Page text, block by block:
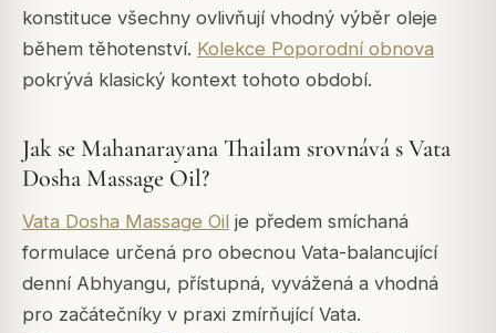
konstituce všechny ovlivňují vhodný výběr oleje
během těhotenství. Kolekce Poporodní obnova
pokrývá klasický kontext tohoto období.
Jak se Mahanarayana Thailam srovnává s Vata
Dosha Massage Oil?
Vata Dosha Massage Oil je předem smíchaná
formulace určená pro obecnou Vata-balancující
denní Abhyangu, přístupná, vyvážená a vhodná
pro začátečníky v praxi zmírňující Vata.